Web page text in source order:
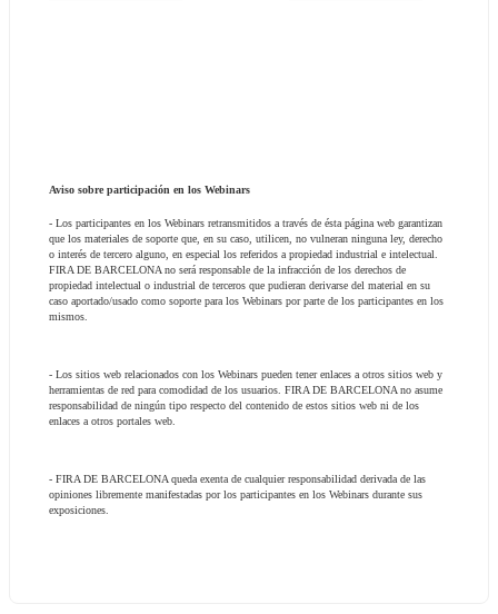
Aviso sobre participación en los Webinars
- Los participantes en los Webinars retransmitidos a través de ésta página web garantizan
que los materiales de soporte que, en su caso, utilicen, no vulneran ninguna ley, derecho
o interés de tercero alguno, en especial los referidos a propiedad industrial e intelectual.
FIRA DE BARCELONA no será responsable de la infracción de los derechos de
propiedad intelectual o industrial de terceros que pudieran derivarse del material en su
caso aportado/usado como soporte para los Webinars por parte de los participantes en los
mismos.
- Los sitios web relacionados con los Webinars pueden tener enlaces a otros sitios web y
herramientas de red para comodidad de los usuarios. FIRA DE BARCELONA no asume
responsabilidad de ningún tipo respecto del contenido de estos sitios web ni de los
enlaces a otros portales web.
- FIRA DE BARCELONA queda exenta de cualquier responsabilidad derivada de las
opiniones libremente manifestadas por los participantes en los Webinars durante sus
exposiciones.